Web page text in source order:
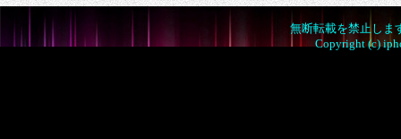
無断転載を禁止しま
Copyright (c)